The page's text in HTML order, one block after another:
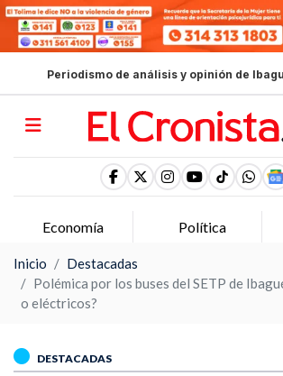
Periodismo de análisis y opinión de
Economía Política
Inicio
Destacadas
Polémica por los buses del SETP de
o eléctricos?
DESTACADAS